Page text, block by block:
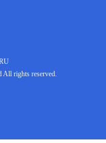
rights reserved.